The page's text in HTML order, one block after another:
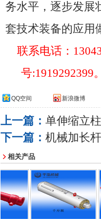
务水平，逐步发展
套技术装备的应用
联系电话：
号:1919292399
QQ空间 新浪微博
上一篇： 单伸缩立柱
下一篇： 机械加长
相关产品